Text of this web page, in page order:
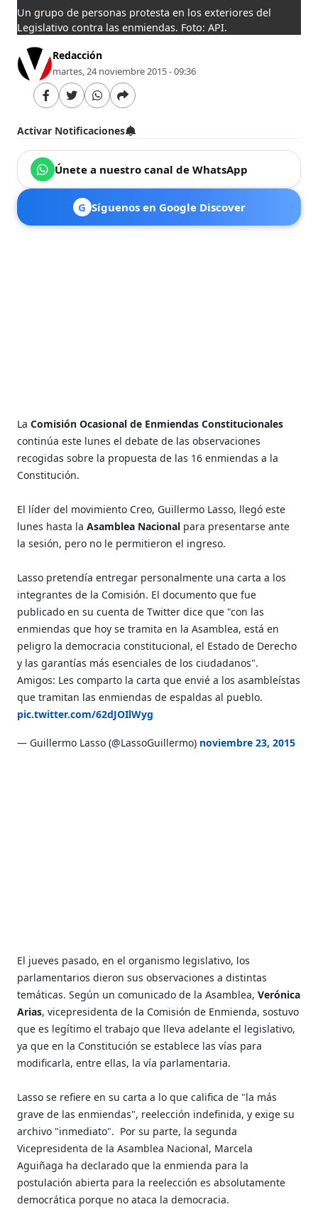
Un grupo de personas protesta en los exteriores del
Legislativo contra las enmiendas. Foto: API.
Redacción
martes, 24 noviembre 2015 - 09:36
Activar Notificaciones
Únete a nuestro canal de WhatsApp
G Síguenos en Google Discover
LaComisión Ocasional de Enmiendas Constitucionales
continúa este lunes el debate de las observaciones
recogidas sobre la propuesta de las 16 enmiendas a la
Constitución.
El líder del movimiento Creo, Guillermo Lasso, llegó este
lunes hasta laAsamblea Nacional para presentarse ante
la sesión, pero no le permitieron el ingreso.
Lasso pretendía entregar personalmente una carta a los
integrantes de la Comisión. El documento que fue
publicado en su cuenta de Twitter dice que "con las
enmiendas que hoy se tramita en la Asamblea, está en
peligro la democracia constitucional, el Estado de Derecho
y las garantías más esenciales de los ciudadanos".
Amigos: Les comparto la carta que envié a los asambleístas
que tramitan las enmiendas de espaldas al pueblo.
pic.twitter.com/62dJOIlWyg
— Guillermo Lasso (@LassoGuillermo) noviembre 23, 2015
El jueves pasado, en el organismo legislativo, los
parlamentarios dieron sus observaciones a distintas
temáticas. Según un comunicado de la Asamblea,Verónica
Arias, vicepresidenta de la Comisión de Enmienda, sostuvo
que es legítimo el trabajo que lleva adelante el legislativo,
ya que en la Constitución se establece las vías para
modificarla, entre ellas, la vía parlamentaria.
Lasso se refiere en su carta a lo que califica de "la más
grave de las enmiendas", reelección indefinida, y exige su
archivo "inmediato". Por su parte, la segunda
Vicepresidenta de la Asamblea Nacional, Marcela
Aguiñaga ha declarado que la enmienda para la
postulación abierta para la reelección es absolutamente
democrática porque no ataca la democracia.